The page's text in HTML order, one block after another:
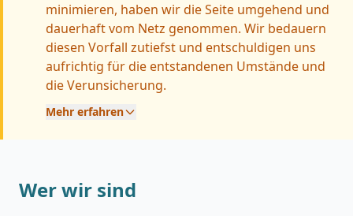
minimieren, haben wir die Seite umgehend und
dauerhaft vom Netz genommen. Wir bedauern
diesen Vorfall zutiefst und entschuldigen uns
aufrichtig für die entstandenen Umstände und
die Verunsicherung.
Mehr erfahren
Wer wir sind